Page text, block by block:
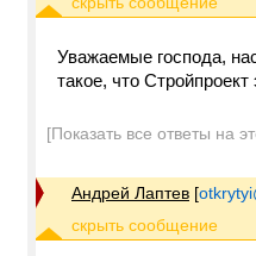
Уважаемые господа,
такое, что
[Показать все ответы на
Андрей Лаптев [